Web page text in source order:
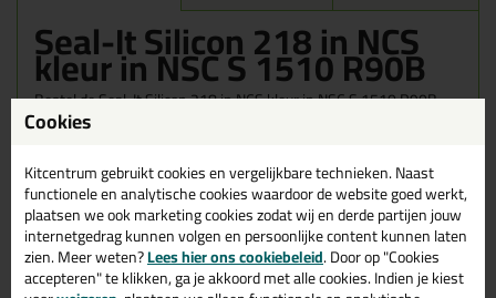
Seal-It Silicon 218 in NCS
kleur in NSC S 1510 R90B
Bestel de Seal-It Silicon 218 in NCS kleur in NSC S 1510 R90B
vandaag nog! Vandaag besteld = morgen in huis.
Wil je meer weten over de toepassing en kenmerken van dit
product?Lees alles over dit product >
Cookies
Kitcentrum gebruikt cookies en vergelijkbare technieken. Naast
functionele en analytische cookies waardoor de website goed werkt,
plaatsen we ook marketing cookies zodat wij en derde partijen jouw
internetgedrag kunnen volgen en persoonlijke content kunnen laten
zien. Meer weten?Lees hier ons cookiebeleid. Door op "Cookies
accepteren" te klikken, ga je akkoord met alle cookies. Indien je kiest